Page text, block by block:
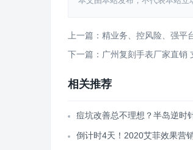
上一篇：精业务、控风险、强
下一篇：广州复刻手表厂家直销
相关推荐
痘坑改善总不理想？半岛逆时
倒计时4天！2020艾菲效果营